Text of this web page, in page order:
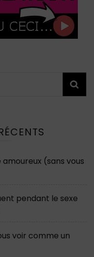
(sans vous
pendant le sexe
voir comme un